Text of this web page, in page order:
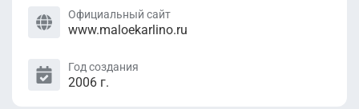
Официальный сайт
www.maloekarlino.ru
Год создания
2006 г.